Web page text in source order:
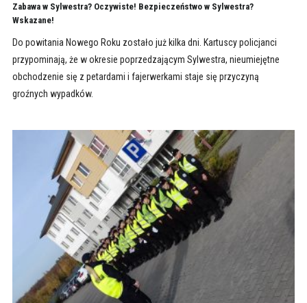
Zabawa w Sylwestra? Oczywiste! Bezpieczeństwo w Sylwestra?
Wskazane!
Do powitania Nowego Roku zostało już kilka dni. Kartuscy policjanci
przypominają, że w okresie poprzedzającym Sylwestra, nieumiejętne
obchodzenie się z petardami i fajerwerkami staje się przyczyną
groźnych wypadków.